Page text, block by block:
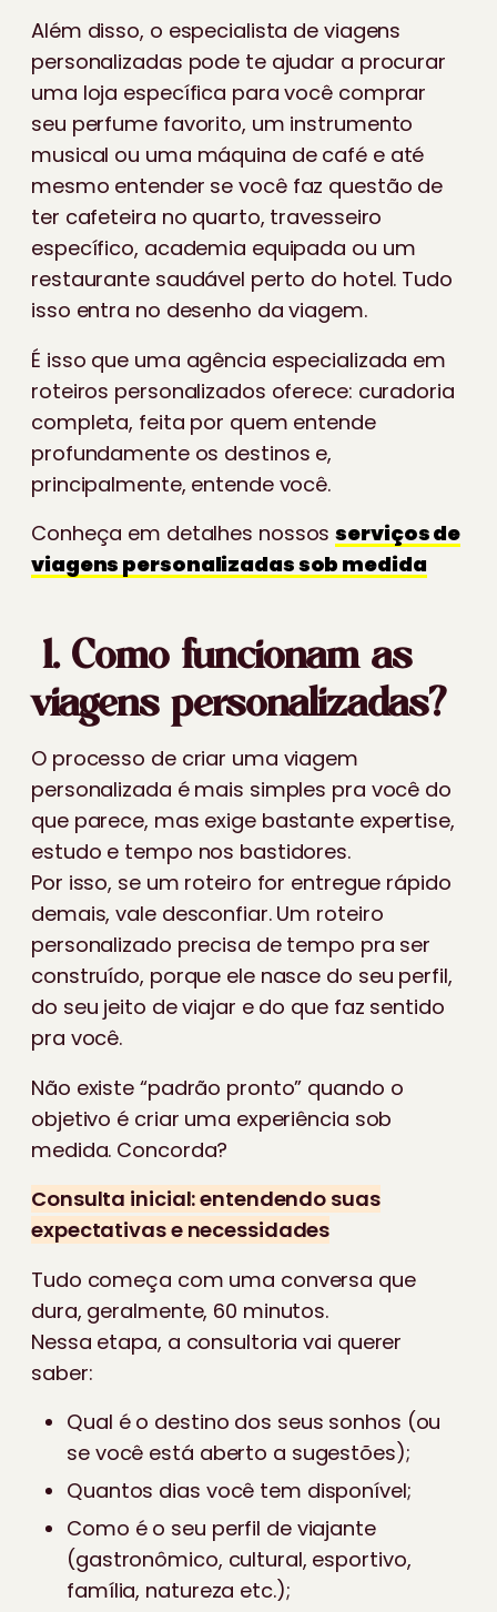
Além disso, o especialista de viagens
personalizadas pode te ajudar a procurar
uma loja específica para você comprar
seu perfume favorito, um instrumento
musical ou uma máquina de café e até
mesmo entender se você faz questão de
ter cafeteira no quarto, travesseiro
específico, academia equipada ou um
restaurante saudável perto do hotel. Tudo
isso entra no desenho da viagem.
É isso que uma agência especializada em
roteiros personalizados oferece: curadoria
completa, feita por quem entende
profundamente os destinos e,
principalmente, entende você.
Conheça em detalhes nossosserviços de
viagens personalizadas sob medida
1. Como funcionam as
viagens personalizadas?
O processo de criar uma viagem
personalizada é mais simples pra você do
que parece, mas exige bastante expertise,
estudo e tempo nos bastidores.
Por isso, se um roteiro for entregue rápido
demais, vale desconfiar. Um roteiro
personalizado precisa de tempo pra ser
construído, porque ele nasce do seu perfil,
do seu jeito de viajar e do que faz sentido
pra você.
Não existe “padrão pronto” quando o
objetivo é criar uma experiência sob
medida. Concorda?
Consulta inicial: entendendo suas
expectativas e necessidades
Tudo começa com uma conversa que
dura, geralmente, 60 minutos.
Nessa etapa, a consultoria vai querer
saber:
Qual é o destino dos seus sonhos (ou
se você está aberto a sugestões);
Quantos dias você tem disponível;
Como é o seu perfil de viajante
(gastronômico, cultural, esportivo,
família, natureza etc.);